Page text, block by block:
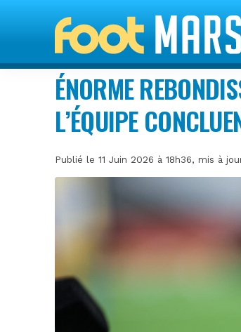
ÉNORME
L’ÉQUIPE
Publié le 11 Juin 2026 à 18h36, mis à